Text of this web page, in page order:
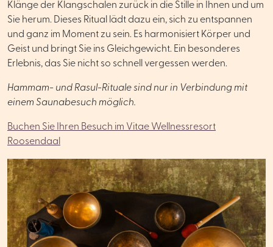
Klänge der Klangschalen zurück in die Stille in Ihnen und um
Sie herum. Dieses Ritual lädt dazu ein, sich zu entspannen
und ganz im Moment zu sein. Es harmonisiert Körper und
Geist und bringt Sie ins Gleichgewicht. Ein besonderes
Erlebnis, das Sie nicht so schnell vergessen werden.
Hammam- und Rasul-Rituale sind nur in Verbindung mit
einem Saunabesuch möglich.
Buchen Sie Ihren Besuch im Vitae Wellnessresort
Roosendaal